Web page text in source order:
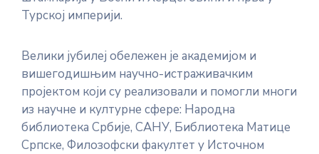
Турској империји.
Велики јубилеј обележен је академијом и
вишегодишњим научно-истраживачким
пројектом који су реализовали и помогли многи
из научне и културне сфере: Народна
библиотека Србије, САНУ, Библиотека Матице
Српске, Филозофски факултет у Источном